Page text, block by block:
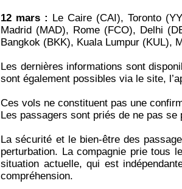
12 mars : Le Caire (CAI), Toronto
Madrid (MAD), Rome (FCO), Delhi
Bangkok (BKK), Kuala Lumpur (KUL),
Les dernières informations sont
sont également possibles via le site,
Ces vols ne constituent pas une
Les passagers sont priés de ne pas
La sécurité et le bien-être des
perturbation. La compagnie prie tous
situation actuelle, qui est
compréhension.